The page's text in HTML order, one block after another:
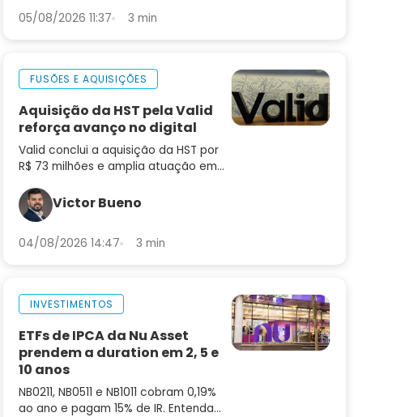
05/08/2026 11:37 3 min
FUSÕES E AQUISIÇÕES
Aquisição da HST pela Valid
reforça avanço no digital
Valid conclui a aquisição da HST por
R$ 73 milhões e amplia atuação em
prevenção a fraudes. Saiba o que
muda para a empresa
Victor Bueno
04/08/2026 14:47 3 min
INVESTIMENTOS
ETFs de IPCA da Nu Asset
prendem a duration em 2, 5 e
10 anos
NB0211, NB0511 e NB1011 cobram 0,19%
ao ano e pagam 15% de IR. Entenda